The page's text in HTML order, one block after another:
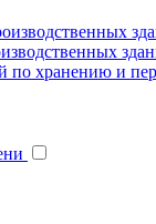
хранению и